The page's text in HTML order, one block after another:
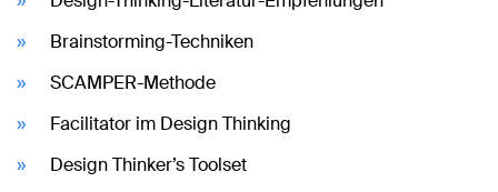
Brainstorming-Techniken
SCAMPER-Methode
Facilitator im Design Thinking
Design Thinker’s Toolset